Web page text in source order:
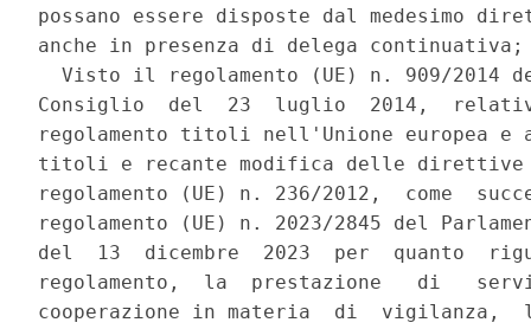
possano essere disposte dal medesimo
anche in presenza di delega
Visto il regolamento (UE) n. 909/2014
Consiglio  del  23  luglio  2014,
regolamento titoli nell'Unione europea
titoli e recante modifica delle direttive
regolamento (UE) n. 236/2012,  come
regolamento (UE) n. 2023/2845 del
del  13  dicembre  2023  per  quanto
regolamento,  la  prestazione   di
cooperazione in materia  di  vigilanza,